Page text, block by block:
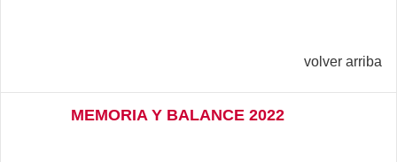
volver arriba
MEMORIA Y BALANCE 2022